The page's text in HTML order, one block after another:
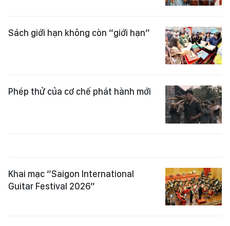
Sách giới hạn không còn “giới hạn”
Phép thử của cơ chế phát hành mới
Khai mạc “Saigon International
Guitar Festival 2026”